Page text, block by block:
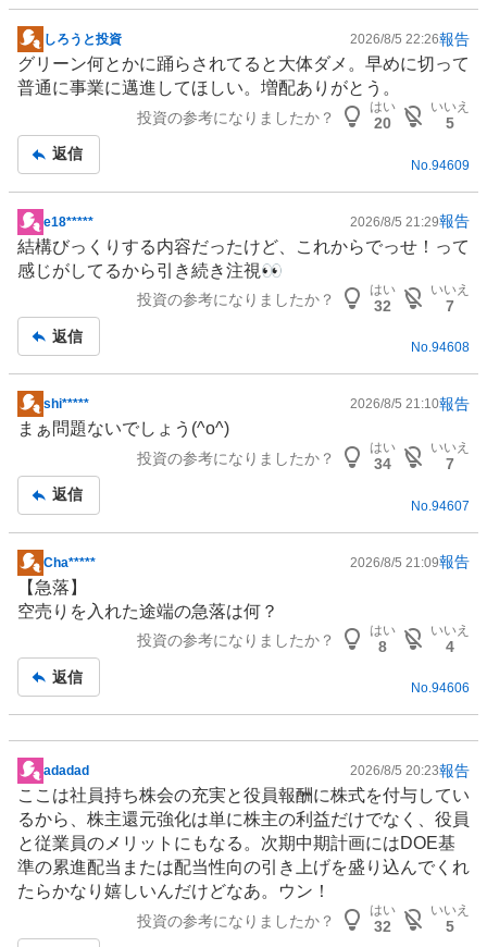
掲
示
板
しろうと投資 2026/8/5 22:26報告
グリーン何とかに踊らされてると大体ダメ。早めに切って
普通に事業に邁進してほしい。増配ありがとう。
投資の参考になりましたか？
はい
20
いいえ
5
返信
No.94609
掲
示
板
e18***** 2026/8/5 21:29報告
結構びっくりする内容だったけど、これからでっせ！って
感じがしてるから引き続き注視👀
投資の参考になりましたか？
はい
32
いいえ
7
返信
No.94608
掲
示
事
shi***** 2026/8/5 21:10報告
まぁ問題ないでしょう(^o^)
投資の参考になりましたか？
はい
34
いいえ
7
返信
No.94607
掲
示
板
Cha***** 2026/8/5 21:09報告
【急落】
空売りを入れた途端の急落は何？
投資の参考になりましたか？
はい
8
いいえ
4
返信
No.94606
掲
示
板
記
事
adadad 2026/8/5 20:23報告
ここは社員持ち株会の充実と役員報酬に株式を付与してい
るから、株主還元強化は単に株主の利益だけでなく、役員
と従業員のメリットにもなる。次期中期計画にはDOE基
準の累進配当または配当性向の引き上げを盛り込んでくれ
たらかなり嬉しいんだけどなあ。ウン！
投資の参考になりましたか？
はい
32
いいえ
5